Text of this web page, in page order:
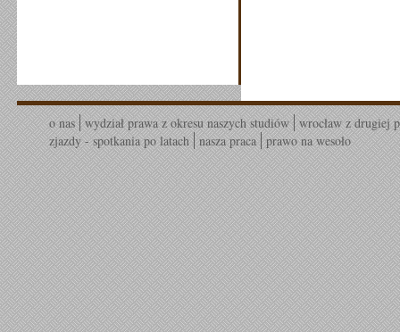
o nas wydział prawa z okresu naszych studiów wrocław z drugiej
zjazdy - spotkania po latach nasza praca prawo na wesoło